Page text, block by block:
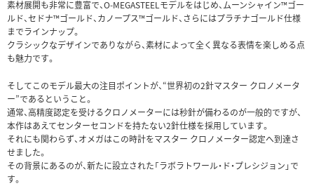
素材展開も非常に豊富で、O-MEGASTEELモデルをはじめ、ムーンシャイン™ゴー
ルド、セドナ™ゴールド、カノープス™ゴールド、さらにはプラチナゴールド仕様
までラインナップ。
クラシックなデザインでありながら、素材によって全く異なる表情を楽しめる点
も魅力です。
そしてこのモデル最大の注目ポイントが、“世界初の2針マスター クロノメータ
ー”であるということ。
通常、高精度認定を受けるクロノメーターには秒針が備わるのが一般的ですが、
本作はあえてセンターセコンドを持たない2針仕様を採用しています。
それにも関わらず、オメガはこの時計をマスター クロノメーター認定へ到達さ
せました。
その背景にあるのが、新たに設立された「ラボラトワール・ド・プレシジョン」で
す。